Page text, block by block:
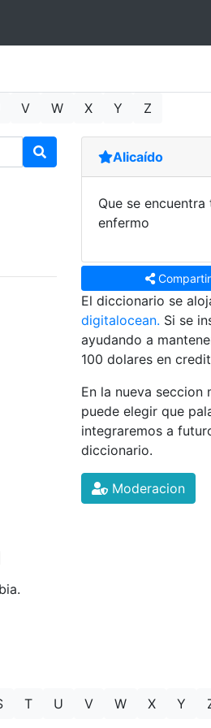
V W X Y Z
Alicaído
Que se
enfermo
Compartir
El diccionario se
digitalocean. Si se
ayudando a
100 dolares en
En la nueva seccion
puede elegir que
integraremos a
diccionario.
Moderacion
T U V W X Y